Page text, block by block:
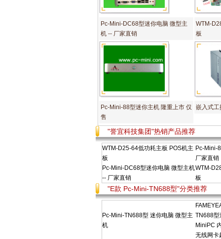
Pc-Mini-DC68型迷你电脑 微型主
机 -- 厂家直销
WTM-
板
Pc-Mini-88型迷你主机 隆重上市 仅
售
嵌入式
"誉宜科技集团"热销产品推荐
WTM-D25-64低功耗主板 POS机主
板
Pc-Mini-
厂家直销
Pc-Mini-DC68型迷你电脑 微型主机
-- 厂家直销
WTM-
板
"E款 Pc-Mini-TN688型"分类推荐
Pc-Mini-TN688型 迷你电脑 微型主
机
TN688型
MiniPC
无线网卡